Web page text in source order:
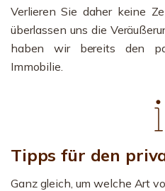
Verlieren Sie daher keine
überlassen uns die
haben wir bereits den
Immobilie.
Tipps für den
Ganz gleich, um welche Art